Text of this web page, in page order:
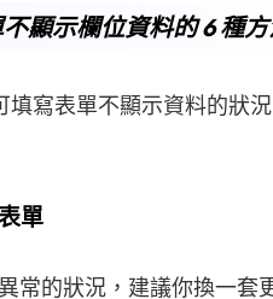
顯示欄位資料的 6 種
寫表單不顯示資料的狀
單
常的狀況，建議你換一套